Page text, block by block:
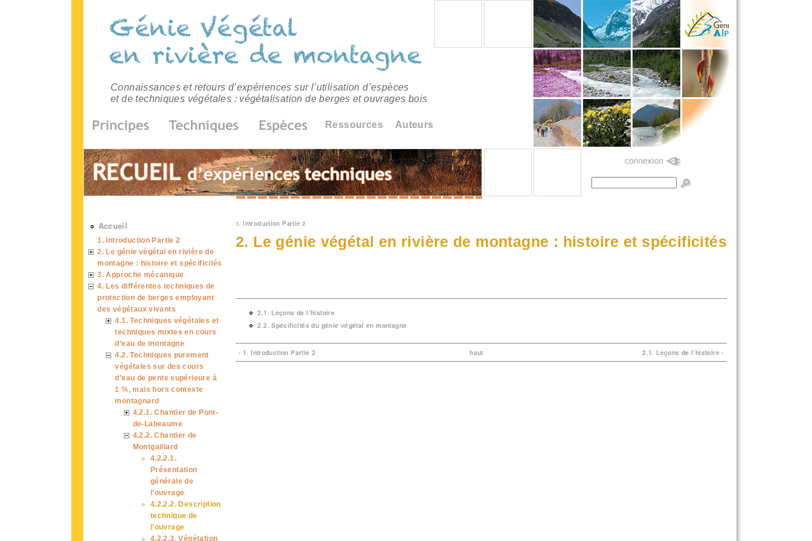
Connaissances et retours d’expériences sur l’utilisation d’espèces
et de techniques végétales : végétalisation de berges et ouvrages bois
Ressources Auteurs
Vous êtes ici
1. Introduction Partie 2
2. Le génie végétal en rivière de montagne : histoire et spécificités
2.1. Leçons de l’histoire
2.2. Spécificités du génie végétal en montagne
‹ 1. Introduction Partie 2 haut 2.1. Leçons de l’histoire ›
Accueil
1. Introduction Partie 2
2. Le génie végétal en rivière de
montagne : histoire et spécificités
3. Approche mécanique
4. Les différentes techniques de
protection de berges employant
des végétaux vivants
4.1. Techniques végétales et
techniques mixtes en cours
d’eau de montagne
4.2. Techniques purement
végétales sur des cours
d’eau de pente supérieure à
1 %, mais hors contexte
montagnard
4.2.1. Chantier de Pont-
de-Labeaume
4.2.2. Chantier de
Montgaillard
4.2.2.1.
Présentation
générale de
l’ouvrage
4.2.2.2. Description
technique de
l’ouvrage
4.2.2.3. Végétation